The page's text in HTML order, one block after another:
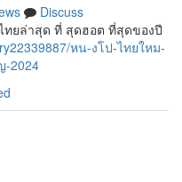
Discuss
ยล่าสุด ที่ สุดฮอต ที่สุดของปี
หน-งโป-ไทยใหม-
-2024